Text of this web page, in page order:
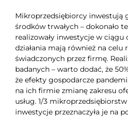
Mikroprzedsiębiorcy inwestują
środków trwałych – dokonało
realizowały inwestycje w
działania mają również na celu
świadczonych przez firmę.
badanych – warto dodać, że
że efekty gospodarcze
na ich firmie zmianę zakresu
usług. 1/3
inwestycje przeznaczyła je na